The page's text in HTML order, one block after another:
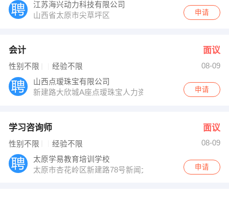
江苏海兴动力科技有限公司
山西省太原市尖草坪区
申请
会计 面议
性别不限 经验不限
08-09
山西点瑷珠宝有限公司
新建路大欣城A座点瑷珠宝人力资源部
申请
学习咨询师 面议
性别不限 经验不限
08-09
太原学易教育培训学校
太原市杏花岭区新建路78号新闻大厦23层
申请